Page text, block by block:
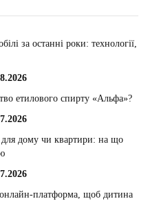
за останні роки: технології,
етилового спирту «Альфа»?
дому чи квартири: на що
платформа, щоб дитина